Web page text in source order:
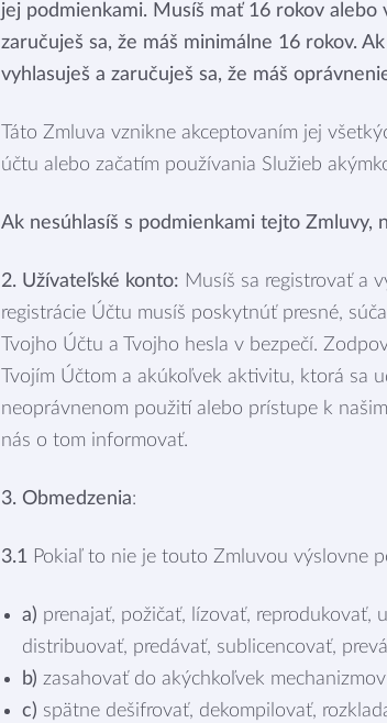
jej podmienkami. Musíš mať 16 rokov alebo
zaručuješ sa, že máš minimálne 16 rokov.
vyhlasuješ a zaručuješ sa, že máš
Táto Zmluva vznikne akceptovaním jej
účtu alebo začatím používania Služieb
Ak nesúhlasíš s podmienkami tejto Zmluvy,
2. Užívateľské konto: Musíš sa registrovať a
registrácie Účtu musíš poskytnúť presné,
Tvojho Účtu a Tvojho hesla v bezpečí.
Tvojím Účtom a akúkoľvek aktivitu, ktorá sa
neoprávnenom použití alebo prístupe k
nás o tom informovať.
3. Obmedzenia:
3.1 Pokiaľ to nie je touto Zmluvou výslovne
a) prenajať, požičať, lízovať, reprodukovať,
distribuovať, predávať, sublicencovať,
b) zasahovať do akýchkoľvek
c) spätne dešifrovať, dekompilovať,